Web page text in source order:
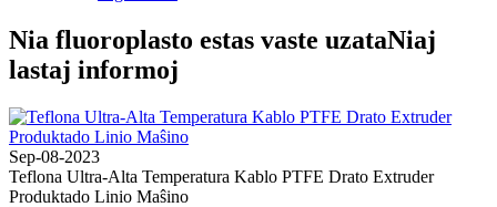
Nia fluoroplasto estas vaste uzataNiaj
lastaj informoj
Sep-08-2023
Teflona Ultra-Alta Temperatura Kablo PTFE Drato Extruder
Produktado Linio Maŝino